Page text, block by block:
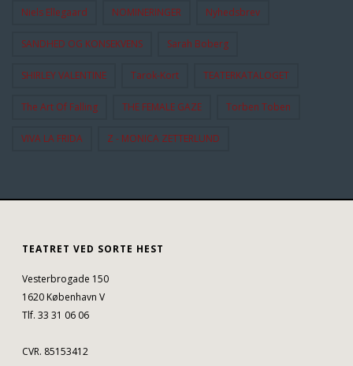
Niels Ellegaard NOMINERINGER Nyhedsbrev
SANDHED OG KONSEKVENS Sarah Boberg
SHIRLEY VALENTINE Tarok-Kort TEATERKATALOGET
The Art Of Falling THE FEMALE GAZE Torben Toben
VIVA LA FRIDA Z - MONICA ZETTERLUND
TEATRET VED SORTE HEST
Vesterbrogade 150
1620 København V
Tlf. 33 31 06 06
CVR. 85153412